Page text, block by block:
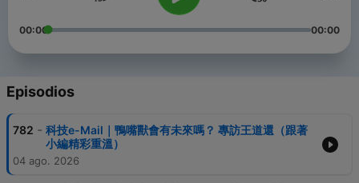
https://open.firstory.me/join/thehearsayzhangdachun
-----
▍聯絡我們：thehearsaytw@gmail.com
00:00 00:00
Episodios
782 - 科技e-Mail｜鴨嘴獸會有未來嗎？ 專訪王道還（跟著
小編精彩重溫）
04 ago. 2026